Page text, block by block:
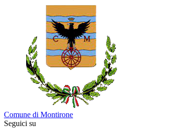
Comune di Montirone
Seguici su